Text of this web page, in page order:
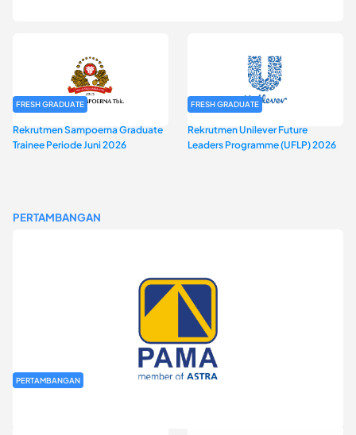
FRESH GRADUATE
Rekrutmen Sampoerna Graduate
Trainee Periode Juni 2026
FRESH GRADUATE
Rekrutmen Unilever Future
Leaders Programme (UFLP) 2026
PERTAMBANGAN
PERTAMBANGAN